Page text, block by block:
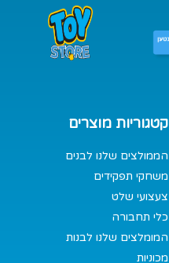
קטגוריות מוצרים
הממולצים שלנו לבנים
משחקי תפקידים
צעצועי שלט
כלי תחבורה
המומלצים שלנו לבנות
מכוניות